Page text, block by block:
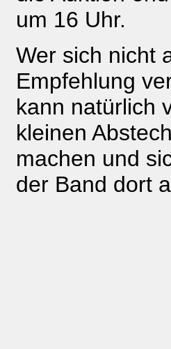
um 16 Uhr.
Wer sich nicht
Empfehlung
kann natürlich
kleinen
machen und
der Band dort